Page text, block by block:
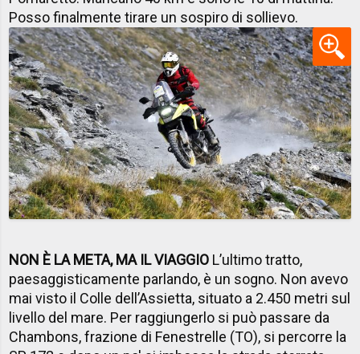
Posso finalmente tirare un sospiro di sollievo.
NON È LA META, MA IL VIAGGIO L’ultimo tratto,
paesaggisticamente parlando, è un sogno. Non avevo
mai visto il Colle dell’Assietta, situato a 2.450 metri sul
livello del mare. Per raggiungerlo si può passare da
Chambons, frazione di Fenestrelle (TO), si percorre la